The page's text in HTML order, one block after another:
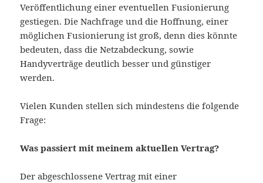
Veröffentlichung einer eventuellen Fusionierung
gestiegen. Die Nachfrage und die Hoffnung, einer
möglichen Fusionierung ist groß, denn dies könnte
bedeuten, dass die Netzabdeckung, sowie
Handyverträge deutlich besser und günstiger
werden.
Vielen Kunden stellen sich mindestens die folgende
Frage:
Was passiert mit meinem aktuellen Vertrag?
Der abgeschlossene Vertrag mit einer